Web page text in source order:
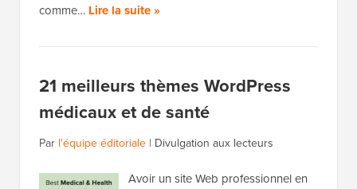
comme… Lire la suite »
21 meilleurs thèmes WordPress
médicaux et de santé
Par l'équipe éditoriale | Divulgation aux lecteurs
Avoir un site Web professionnel en